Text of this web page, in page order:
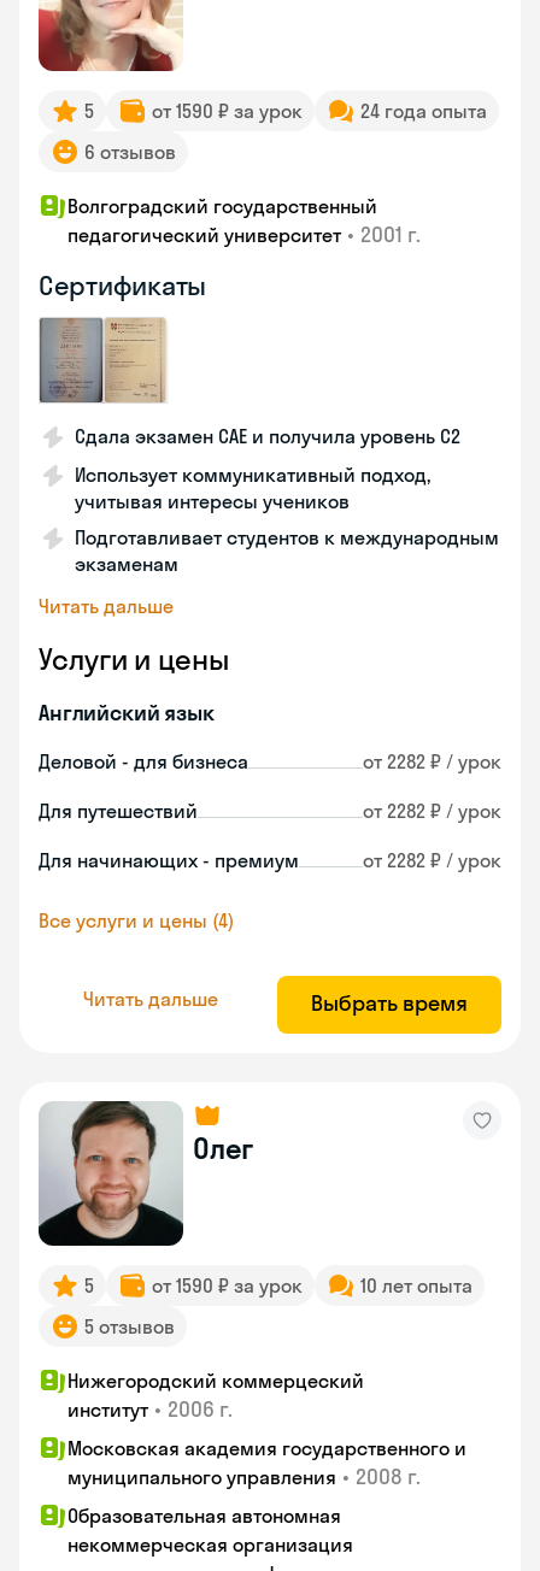
5 от 1590 ₽ за урок
24 года опыта
6 отзывов
Волгоградский государственный
педагогический университет • 2001 г.
Сертификаты
Сдала экзамен CAE и получила уровень С2
Использует коммуникативный подход,
учитывая интересы учеников
Подготавливает студентов к международным
экзаменам
Читать дальше
Услуги и цены
Английский язык
Деловой - для бизнеса от 2282 ₽ / урок
Для путешествий от 2282 ₽ / урок
Для начинающих - премиум от 2282 ₽ / урок
Все услуги и цены (4)
Читать дальше Выбрать время
Олег
5 от 1590 ₽ за урок
10 лет опыта
5 отзывов
Нижегородский коммерцеский
институт • 2006 г.
Московская академия государственного и
муниципального управления • 2008 г.
Образовательная автономная
некоммерческая организация